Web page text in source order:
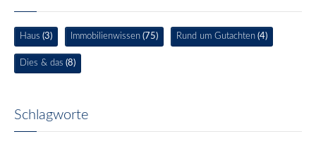
Haus (3) Immobilienwissen (75) Rund um Gutachten (4)
Dies & das (8)
Schlagworte